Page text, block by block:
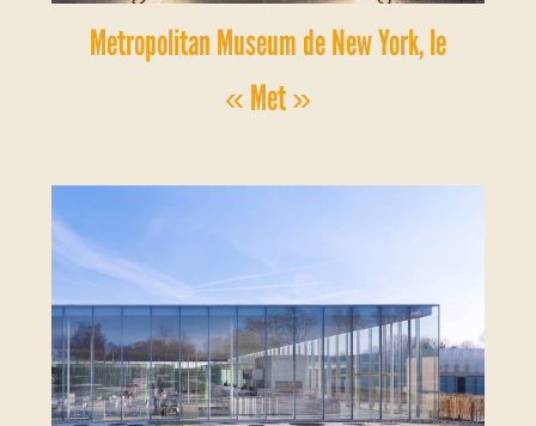
Metropolitan Museum de New York, le
« Met »